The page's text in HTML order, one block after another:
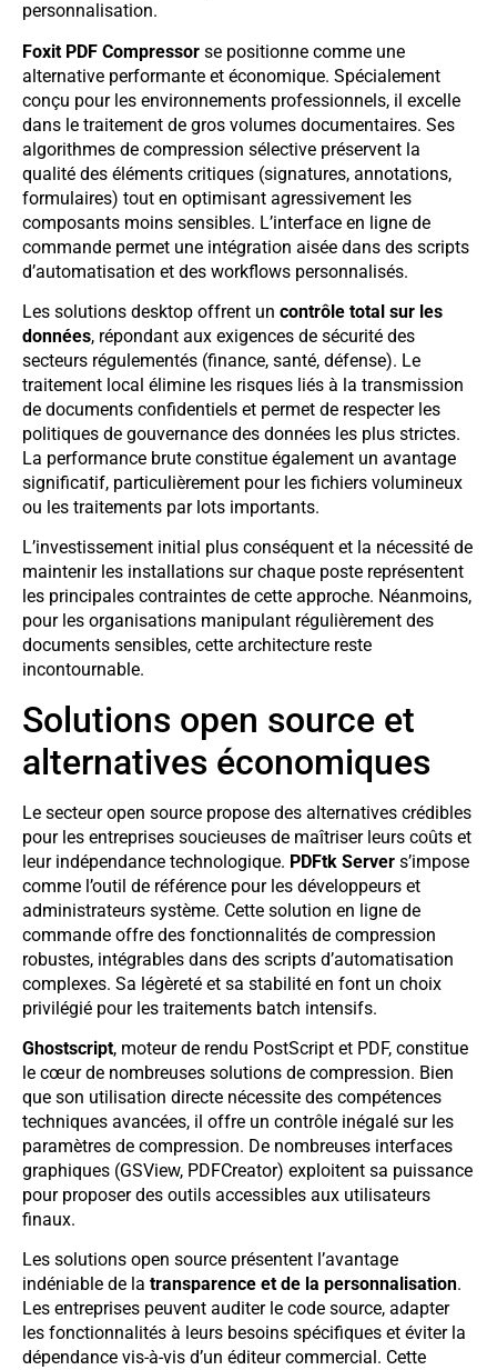
personnalisation.
Foxit PDF Compressor se positionne comme une
alternative performante et économique. Spécialement
conçu pour les environnements professionnels, il excelle
dans le traitement de gros volumes documentaires. Ses
algorithmes de compression sélective préservent la
qualité des éléments critiques (signatures, annotations,
formulaires) tout en optimisant agressivement les
composants moins sensibles. L’interface en ligne de
commande permet une intégration aisée dans des scripts
d’automatisation et des workflows personnalisés.
Les solutions desktop offrent un contrôle total sur les
données, répondant aux exigences de sécurité des
secteurs régulementés (finance, santé, défense). Le
traitement local élimine les risques liés à la transmission
de documents confidentiels et permet de respecter les
politiques de gouvernance des données les plus strictes.
La performance brute constitue également un avantage
significatif, particulièrement pour les fichiers volumineux
ou les traitements par lots importants.
L’investissement initial plus conséquent et la nécessité de
maintenir les installations sur chaque poste représentent
les principales contraintes de cette approche. Néanmoins,
pour les organisations manipulant régulièrement des
documents sensibles, cette architecture reste
incontournable.
Solutions open source et
alternatives économiques
Le secteur open source propose des alternatives crédibles
pour les entreprises soucieuses de maîtriser leurs coûts et
leur indépendance technologique. PDFtk Server s’impose
comme l’outil de référence pour les développeurs et
administrateurs système. Cette solution en ligne de
commande offre des fonctionnalités de compression
robustes, intégrables dans des scripts d’automatisation
complexes. Sa légèreté et sa stabilité en font un choix
privilégié pour les traitements batch intensifs.
Ghostscript, moteur de rendu PostScript et PDF, constitue
le cœur de nombreuses solutions de compression. Bien
que son utilisation directe nécessite des compétences
techniques avancées, il offre un contrôle inégalé sur les
paramètres de compression. De nombreuses interfaces
graphiques (GSView, PDFCreator) exploitent sa puissance
pour proposer des outils accessibles aux utilisateurs
finaux.
Les solutions open source présentent l’avantage
indéniable de la transparence et de la personnalisation.
Les entreprises peuvent auditer le code source, adapter
les fonctionnalités à leurs besoins spécifiques et éviter la
dépendance vis-à-vis d’un éditeur commercial. Cette